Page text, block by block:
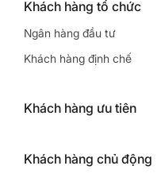
Khách hàng tổ chức
Ngân hàng đầu tư
Khách hàng định chế
Khách hàng ưu tiên
Khách hàng chủ động